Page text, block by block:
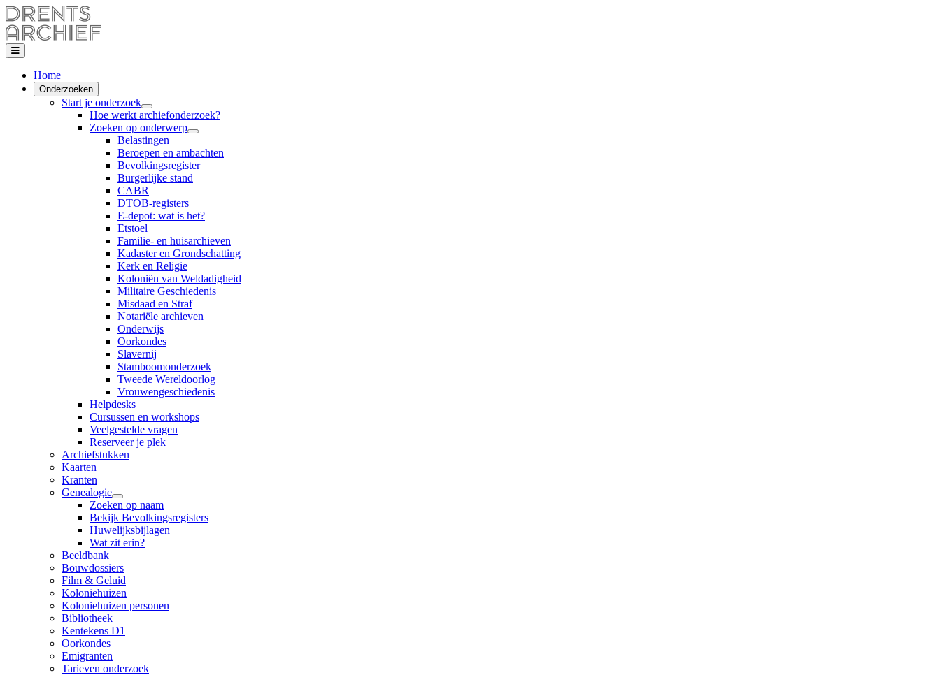
Home
Onderzoeken
Start je onderzoek
Hoe werkt archiefonderzoek?
Zoeken op onderwerp
Belastingen
Beroepen en ambachten
Bevolkingsregister
Burgerlijke stand
CABR
DTOB-registers
E-depot: wat is het?
Etstoel
Familie- en huisarchieven
Kadaster en Grondschatting
Kerk en Religie
Koloniën van Weldadigheid
Militaire Geschiedenis
Misdaad en Straf
Notariële archieven
Onderwijs
Oorkondes
Slavernij
Stamboomonderzoek
Tweede Wereldoorlog
Vrouwengeschiedenis
Helpdesks
Cursussen en workshops
Veelgestelde vragen
Reserveer je plek
Archiefstukken
Kaarten
Kranten
Genealogie
Zoeken op naam
Bekijk Bevolkingsregisters
Huwelijksbijlagen
Wat zit erin?
Beeldbank
Bouwdossiers
Film & Geluid
Koloniehuizen
Koloniehuizen personen
Bibliotheek
Kentekens D1
Oorkondes
Emigranten
Tarieven onderzoek